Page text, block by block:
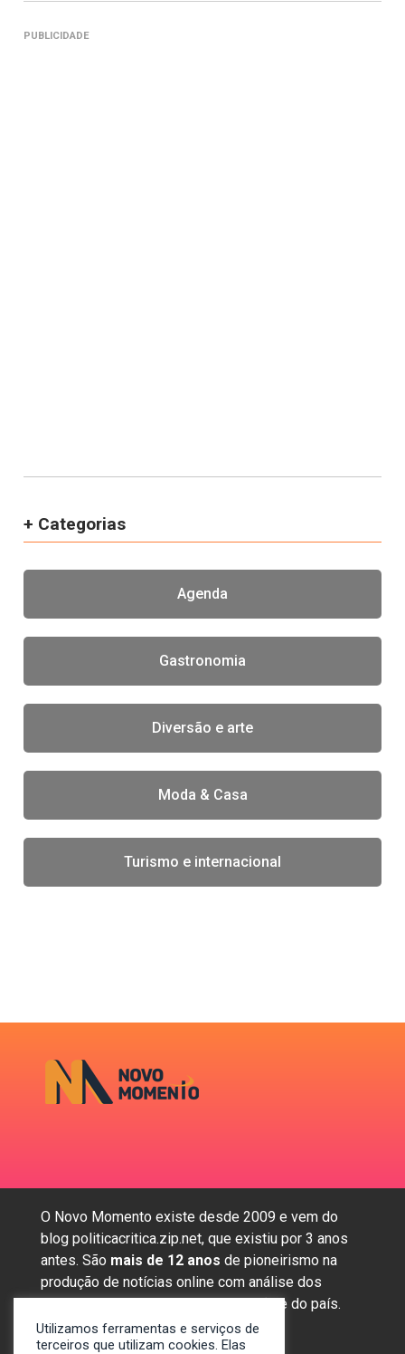
PUBLICIDADE
+ Categorias
Agenda
Gastronomia
Diversão e arte
Moda & Casa
Turismo e internacional
O Novo Momento existe desde 2009 e vem do
blog politicacritica.zip.net, que existiu por 3 anos
antes. São mais de 12 anos de pioneirismo na
produção de notícias online com análise dos
assuntos mais importantes da região e do país.
Utilizamos ferramentas e serviços de
terceiros que utilizam cookies. Elas